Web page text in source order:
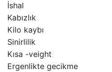
İshal
Kabızlık
Kilo kaybı
Sinirlilik
Kısa -veight
Ergenlikte gecikme